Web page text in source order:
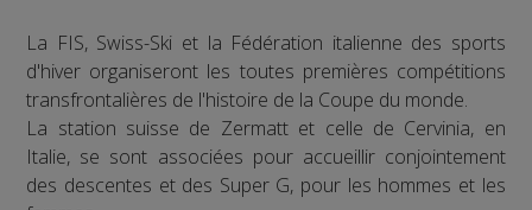
La FIS, Swiss-Ski et la Fédération italienne des sports
d'hiver organiseront les toutes premières compétitions
transfrontalières de l'histoire de la Coupe du monde.
La station suisse de Zermatt et celle de Cervinia, en
Italie, se sont associées pour accueillir conjointement
des descentes et des Super G, pour les hommes et les